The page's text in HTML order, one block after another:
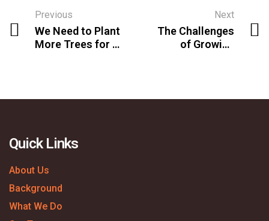
Previous
We Need to Plant
More Trees for a
Next
The Challenges
of Growing
Quick Links
About Us
Background
What We Do